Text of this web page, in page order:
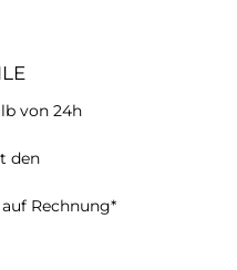
von 24h
den
Rechnung*